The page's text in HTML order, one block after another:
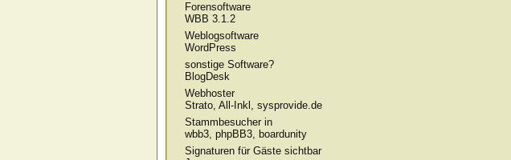
Forensoftware
WBB 3.1.2
Weblogsoftware
WordPress
sonstige Software?
BlogDesk
Webhoster
Strato, All-Inkl, sysprovide.de
Stammbesucher in
wbb3, phpBB3, boardunity
Signaturen für Gäste sichtbar